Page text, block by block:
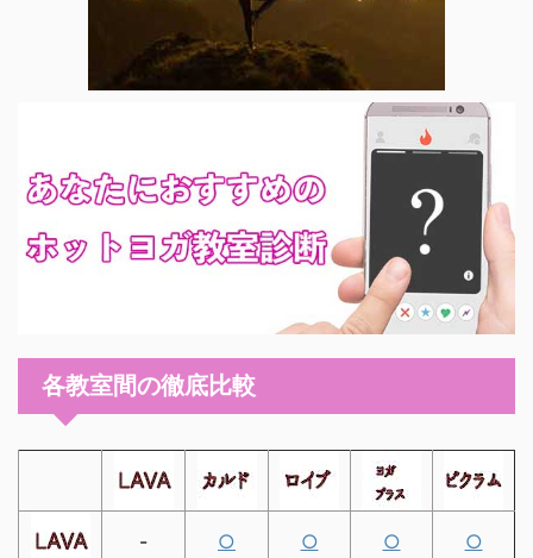
各教室間の徹底比較
- ○ ○ ○ ○